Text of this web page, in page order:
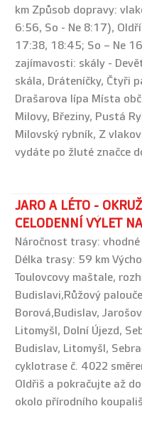
km Způsob dopravy:
6:56, So - Ne 8:17),
17:38, 18:45; So – Ne
zajímavosti: skály -
skála, Dráteníčky, Čtyři
Drašarova lípa Místa
Milovy, Březiny, Pustá
Milovský rybník, Z
vydáte po žluté značce
JARO A LÉTO -
CELODENNÍ VÝLET
Náročnost trasy:
Délka trasy: 59 km
Toulovcovy maštale,
Budislavi,Růžový
Borová,Budislav,
Litomyšl, Dolní Újezd,
Budislav, Litomyšl,
cyklotrase č. 4022
Oldřiš a pokračujte až
okolo přírodního